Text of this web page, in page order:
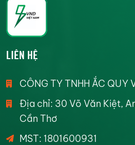
LIÊN HỆ
CÔNG TY TNHH ẮC QUY
Địa chỉ: 30 Võ Văn Kiệt,
Cần Thơ
MST: 1801600931